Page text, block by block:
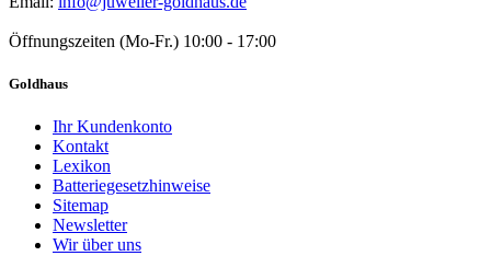
Öffnungszeiten (Mo-Fr.) 10:00 - 17:00
Goldhaus
Ihr Kundenkonto
Kontakt
Lexikon
Batteriegesetzhinweise
Sitemap
Newsletter
Wir über uns